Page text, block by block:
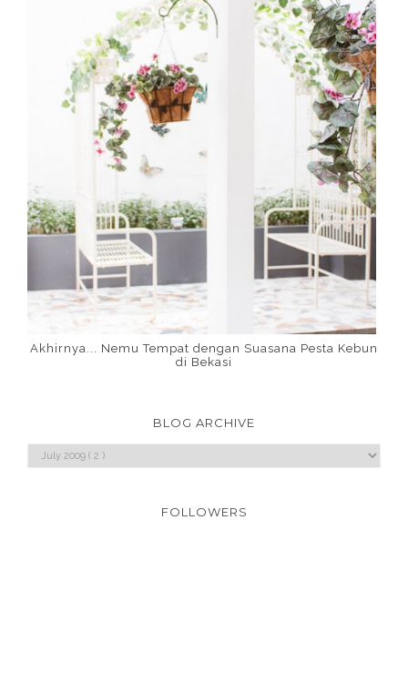
Akhirnya... Nemu Tempat dengan Suasana Pesta Kebun
di Bekasi
BLOG ARCHIVE
FOLLOWERS